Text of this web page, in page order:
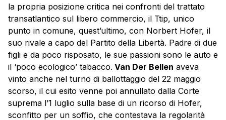
la propria posizione critica nei confronti del trattato
transatlantico sul libero commercio, il Ttip, unico
punto in comune, quest’ultimo, con Norbert Hofer, il
suo rivale a capo del Partito della Libertà. Padre di due
figli e da poco risposato, le sue passioni sono le auto e
il ‘poco ecologico’ tabacco. Van Der Bellen aveva
vinto anche nel turno di ballottaggio del 22 maggio
scorso, il cui esito venne poi annullato dalla Corte
suprema l’1 luglio sulla base di un ricorso di Hofer,
sconfitto per un soffio, che contestava la regolarità